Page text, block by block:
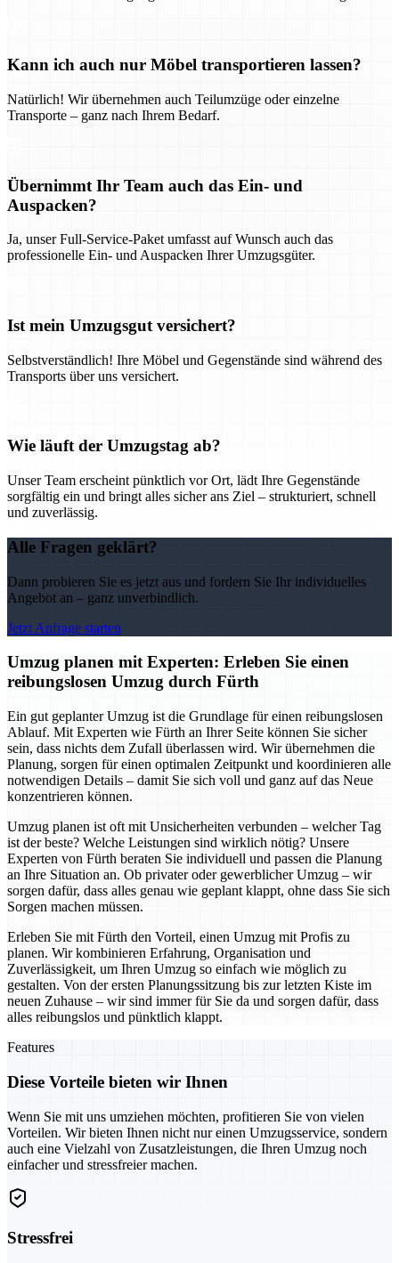
Kann ich auch nur Möbel transportieren lassen?
Natürlich! Wir übernehmen auch Teilumzüge oder einzelne
Transporte – ganz nach Ihrem Bedarf.
Übernimmt Ihr Team auch das Ein- und
Auspacken?
Ja, unser Full-Service-Paket umfasst auf Wunsch auch das
professionelle Ein- und Auspacken Ihrer Umzugsgüter.
Ist mein Umzugsgut versichert?
Selbstverständlich! Ihre Möbel und Gegenstände sind während des
Transports über uns versichert.
Wie läuft der Umzugstag ab?
Unser Team erscheint pünktlich vor Ort, lädt Ihre Gegenstände
sorgfältig ein und bringt alles sicher ans Ziel – strukturiert, schnell
und zuverlässig.
Alle Fragen geklärt?
Dann probieren Sie es jetzt aus und fordern Sie Ihr individuelles
Angebot an – ganz unverbindlich.
Jetzt Anfrage starten
Umzug planen mit Experten: Erleben Sie einen
reibungslosen Umzug durch Fürth
Ein gut geplanter Umzug ist die Grundlage für einen reibungslosen
Ablauf. Mit Experten wie Fürth an Ihrer Seite können Sie sicher
sein, dass nichts dem Zufall überlassen wird. Wir übernehmen die
Planung, sorgen für einen optimalen Zeitpunkt und koordinieren alle
notwendigen Details – damit Sie sich voll und ganz auf das Neue
konzentrieren können.
Umzug planen ist oft mit Unsicherheiten verbunden – welcher Tag
ist der beste? Welche Leistungen sind wirklich nötig? Unsere
Experten von Fürth beraten Sie individuell und passen die Planung
an Ihre Situation an. Ob privater oder gewerblicher Umzug – wir
sorgen dafür, dass alles genau wie geplant klappt, ohne dass Sie sich
Sorgen machen müssen.
Erleben Sie mit Fürth den Vorteil, einen Umzug mit Profis zu
planen. Wir kombinieren Erfahrung, Organisation und
Zuverlässigkeit, um Ihren Umzug so einfach wie möglich zu
gestalten. Von der ersten Planungssitzung bis zur letzten Kiste im
neuen Zuhause – wir sind immer für Sie da und sorgen dafür, dass
alles reibungslos und pünktlich klappt.
Features
Diese Vorteile bieten wir Ihnen
Wenn Sie mit uns umziehen möchten, profitieren Sie von vielen
Vorteilen. Wir bieten Ihnen nicht nur einen Umzugsservice, sondern
auch eine Vielzahl von Zusatzleistungen, die Ihren Umzug noch
einfacher und stressfreier machen.
Stressfrei